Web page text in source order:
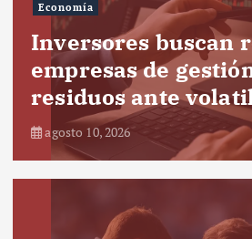
Economía
Inversores buscan
empresas de
residuos ante
agosto 10, 2026